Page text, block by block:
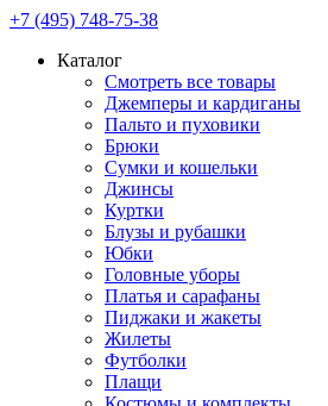
+7 (495) 748-75-38
Каталог
Смотреть все товары
Джемперы и кардиганы
Пальто и пуховики
Брюки
Сумки и кошельки
Джинсы
Куртки
Блузы и рубашки
Юбки
Головные уборы
Платья и сарафаны
Пиджаки и жакеты
Жилеты
Футболки
Плащи